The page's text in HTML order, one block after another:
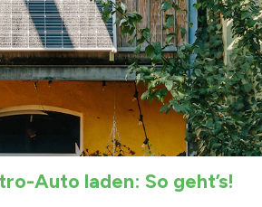
Auto laden: So geht’s!